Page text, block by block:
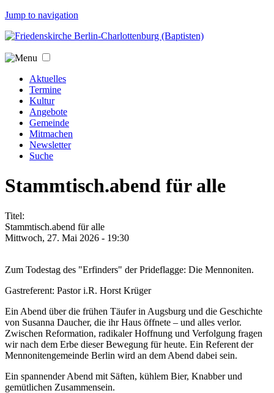
Jump to navigation
Aktuelles
Termine
Kultur
Angebote
Gemeinde
Mitmachen
Newsletter
Suche
Stammtisch.abend für alle
Titel:
Stammtisch.abend für alle
Mittwoch, 27. Mai 2026 - 19:30
Zum Todestag des "Erfinders" der Prideflagge: Die Mennoniten.
Gastreferent: Pastor i.R. Horst Krüger
Ein Abend über die frühen Täufer in Augsburg und die Geschichte
von Susanna Daucher, die ihr Haus öffnete – und alles verlor.
Zwischen Reformation, radikaler Hoffnung und Verfolgung fragen
wir nach dem Erbe dieser Bewegung für heute. Ein Referent der
Mennonitengemeinde Berlin wird an dem Abend dabei sein.
Ein spannender Abend mit Säften, kühlem Bier, Knabber und
gemütlichen Zusammensein.